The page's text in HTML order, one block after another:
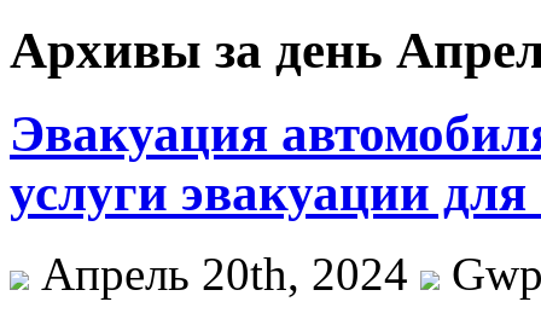
Архивы за день
Эвакуация
услуги эвакуации
Апрель 20th, 2024